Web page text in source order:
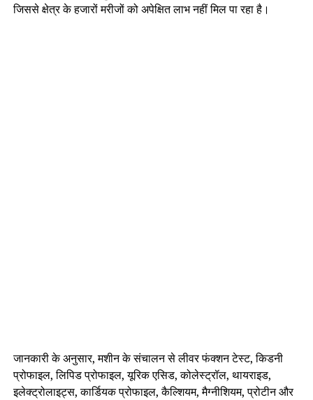
जिससे क्षेत्र के हजारों मरीजों को अपेक्षित लाभ नहीं मिल पा रहा है।
जानकारी के अनुसार, मशीन के संचालन से लीवर फंक्शन टेस्ट, किडनी
प्रोफाइल, लिपिड प्रोफाइल, यूरिक एसिड, कोलेस्ट्रॉल, थायराइड,
इलेक्ट्रोलाइट्स, कार्डियक प्रोफाइल, कैल्शियम, मैग्नीशियम, प्रोटीन और